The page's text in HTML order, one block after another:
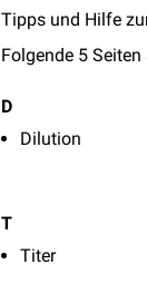
Tipps und Hilfe
Folgende 5
D
Dilution
T
Titer